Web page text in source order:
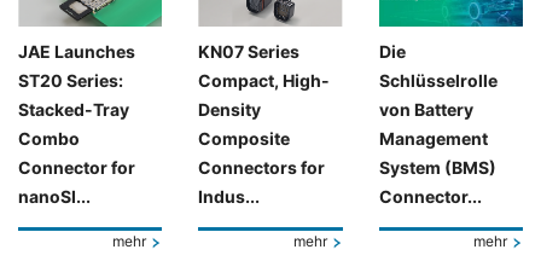
JAE Launches
ST20 Series:
Stacked-Tray
Combo
Connector for
nanoSI...
mehr
KN07 Series
Compact, High-
Density
Composite
Connectors for
Indus...
mehr
Die
Schlüsselrolle
von Battery
Management
System (BMS)
Connector...
mehr